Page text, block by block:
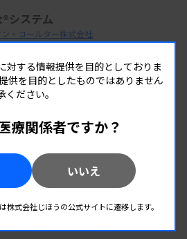
システム
・コールター株式会社
の製品を全て見る
製品
自動サンプル調製システム
ズ バイオサイエンス（旧 BD バイオサイエン
対する情報提供を目的としておりま
供を目的としたものではありません
ださい。
療関係者ですか？
いいえ
式会社じほうの公式サイトに遷移します。